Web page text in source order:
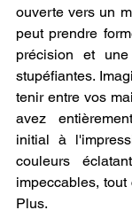
ouverte vers un
peut prendre
précision et
stupéfiantes.
tenir entre vos
avez
initial à
couleurs
impeccables,
Plus.